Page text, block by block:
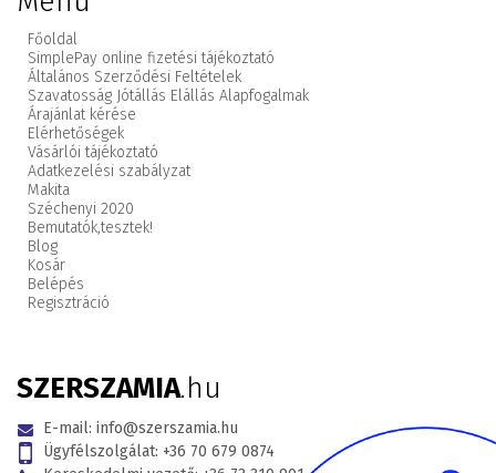
Főoldal
SimplePay online fizetési tájékoztató
Általános Szerződési Feltételek
Szavatosság Jótállás Elállás Alapfogalmak
Árajánlat kérése
Elérhetőségek
Vásárlói tájékoztató
Adatkezelési szabályzat
Makita
Széchenyi 2020
Bemutatók,tesztek!
Blog
Kosár
Belépés
Regisztráció
SZERSZAMIA.hu
E-mail: info@szerszamia.hu
Ügyfélszolgálat: +36 70 679 0874